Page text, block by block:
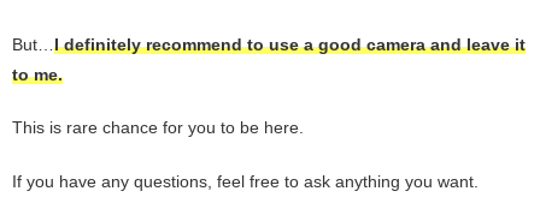
But… I definitely recommend to use a good camera and leave it
to me.
This is rare chance for you to be here.
If you have any questions, feel free to ask anything you want.